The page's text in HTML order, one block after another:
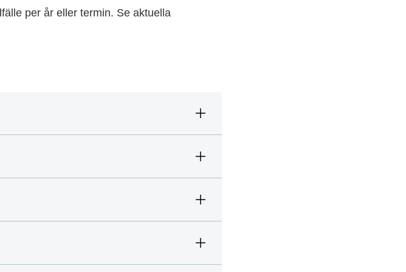
per år eller termin. Se aktuella